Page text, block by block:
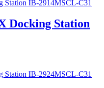
Docking Station